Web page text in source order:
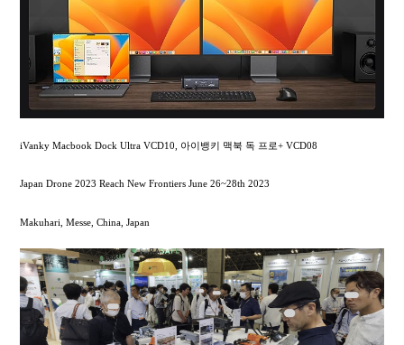
iVanky Macbook Dock Ultra VCD10, 아이뱅키 맥북 독 프로+ VCD08
Japan Drone 2023 Reach New Frontiers June 26~28th 2023
Makuhari, Messe, China, Japan